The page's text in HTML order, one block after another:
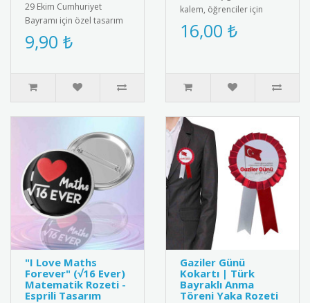
29 Ekim Cumhuriyet
Bayramı için özel tasarım
metal rozet. Kaliteli metal
malzemeden üretilmiş,
9,90 ₺
kalem, öğrenciler için
eğlenceli ve kullanışlı bir
hediye. Her ürün bir k..
16,00 ₺
"I Love Maths
Forever" (√16 Ever)
Matematik Rozeti -
Esprili Tasarım
Gaziler Günü
Kokartı | Türk
Bayraklı Anma
Töreni Yaka Rozeti